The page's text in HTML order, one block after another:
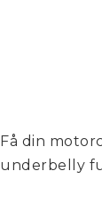
Få din
underbelly